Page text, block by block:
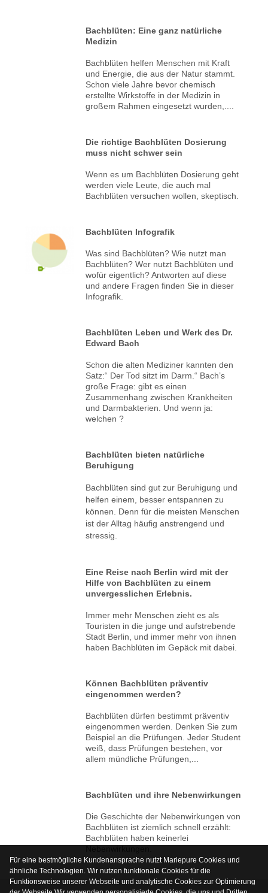
Bachblüten: Eine ganz natürliche
Medizin
Bachblüten helfen Menschen mit Kraft
und Energie, die aus der Natur stammt.
Schon viele Jahre bevor chemisch
erstellte Wirkstoffe in der Medizin in
großem Rahmen eingesetzt wurden,....
Die richtige Bachblüten Dosierung
muss nicht schwer sein
Wenn es um Bachblüten Dosierung geht
werden viele Leute, die auch mal
Bachblüten versuchen wollen, skeptisch.
Bachblüten Infografik
Was sind Bachblüten? Wie nutzt man
Bachblüten? Wer nutzt Bachblüten und
wofür eigentlich? Antworten auf diese
und andere Fragen finden Sie in dieser
Infografik.
Bachblüten Leben und Werk des Dr.
Edward Bach
Schon die alten Mediziner kannten den
Satz:“ Der Tod sitzt im Darm.“ Bach’s
große Frage: gibt es einen
Zusammenhang zwischen Krankheiten
und Darmbakterien. Und wenn ja:
welchen ?
Bachblüten bieten natürliche
Beruhigung
Bachblüten sind gut zur Beruhigung und
helfen einem, besser entspannen zu
können. Denn für die meisten Menschen
ist der Alltag häufig anstrengend und
stressig.
Eine Reise nach Berlin wird mit der
Hilfe von Bachblüten zu einem
unvergesslichen Erlebnis.
Immer mehr Menschen zieht es als
Touristen in die junge und aufstrebende
Stadt Berlin, und immer mehr von ihnen
haben Bachblüten im Gepäck mit dabei.
Können Bachblüten präventiv
eingenommen werden?
Bachblüten dürfen bestimmt präventiv
eingenommen werden. Denken Sie zum
Beispiel an die Prüfungen. Jeder Student
weiß, dass Prüfungen bestehen, vor
allem mündliche Prüfungen,...
Bachblüten und ihre Nebenwirkungen
Die Geschichte der Nebenwirkungen von
Bachblüten ist ziemlich schnell erzählt:
Bachblüten haben keinerlei
Nebenwirkungen.
Für eine bestmögliche Kundenansprache nutzt Mariepure Cookies und
ähnliche Technologien. Wir nutzen funktionale Cookies für die
Funktionsweise unserer Webseite und analytische Cookies zur Optimierung